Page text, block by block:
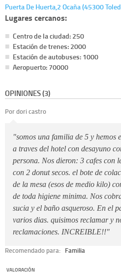
Puerta De Huerta,2 Ocaña (45300
Lugares cercanos:
Centro de la ciudad: 250
Estación de trenes: 2000
Estación de autobuses: 1000
Aeropuerto: 70000
OPINIONES (3)
Por dori castro
"somos una familia de 5 y hemos
a traves del hotel con desayuno
persona. Nos dieron: 3 cafes con
con 2 donut secos. el bote de
de la mesa (esos de medio kilo)
de toda higiene minima. Nos
sucia y el baño asqueroso. En el
varios dias. quisimos reclamar y
reclamaciones. INCREIBLE!!"
Recomendado para: Familia
VALORACIÓN